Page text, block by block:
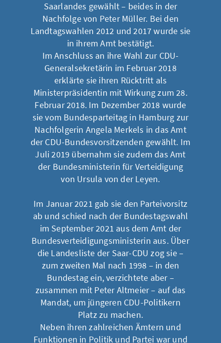
Saarlandes gewählt – beides in der
Nachfolge von Peter Müller. Bei den
Landtagswahlen 2012 und 2017 wurde sie
in ihrem Amt bestätigt.
Im Anschluss an ihre Wahl zur CDU-
Generalsekretärin im Februar 2018
erklärte sie ihren Rücktritt als
Ministerpräsidentin mit Wirkung zum 28.
Februar 2018. Im Dezember 2018 wurde
sie vom Bundesparteitag in Hamburg zur
Nachfolgerin Angela Merkels in das Amt
der CDU-Bundesvorsitzenden gewählt. Im
Juli 2019 übernahm sie zudem das Amt
der Bundesministerin für Verteidigung
von Ursula von der Leyen.
Im Januar 2021 gab sie den Parteivorsitz
ab und schied nach der Bundestagswahl
im September 2021 aus dem Amt der
Bundesverteidigungsministerin aus. Über
die Landesliste der Saar-CDU zog sie –
zum zweiten Mal nach 1998 – in den
Bundestag ein, verzichtete aber –
zusammen mit Peter Altmeier – auf das
Mandat, um jüngeren CDU-Politikern
Platz zu machen.
Neben ihren zahlreichen Ämtern und
Funktionen in Politik und Partei war und